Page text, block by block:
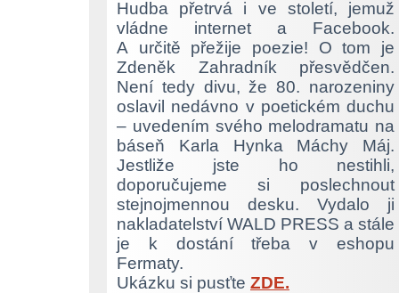
Hudba přetrvá i ve století, jemuž
vládne internet a Facebook.
A určitě přežije poezie! O tom je
Zdeněk Zahradník přesvědčen.
Není tedy divu, že 80. narozeniny
oslavil nedávno v poetickém duchu
– uvedením svého melodramatu na
báseň Karla Hynka Máchy Máj.
Jestliže jste ho nestihli,
doporučujeme si poslechnout
stejnojmennou desku. Vydalo ji
nakladatelství WALD PRESS a stále
je k dostání třeba v eshopu
Fermaty.
Ukázku si pusťte ZDE.